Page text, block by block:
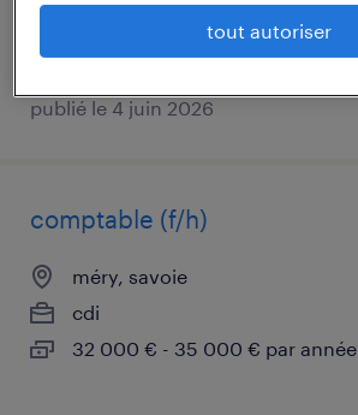
publié le 4 juin 2026
comptable (f/h)
méry, savoie
cdi
32 000 € - 35 000 € par année
tout autoriser